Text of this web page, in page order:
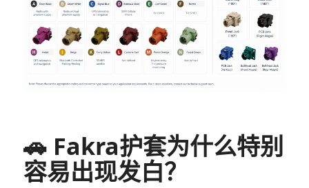
🚗 Fakra护套为什么特别
容易出现发白？